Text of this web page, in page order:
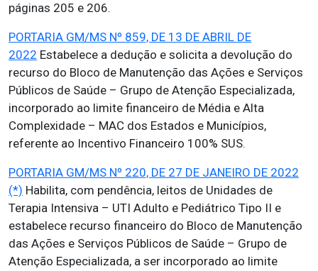
páginas 205 e 206.
PORTARIA GM/MS Nº 859, DE 13 DE ABRIL DE
2022 Estabelece a dedução e solicita a devolução do
recurso do Bloco de Manutenção das Ações e Serviços
Públicos de Saúde – Grupo de Atenção Especializada,
incorporado ao limite financeiro de Média e Alta
Complexidade – MAC dos Estados e Municípios,
referente ao Incentivo Financeiro 100% SUS.
PORTARIA GM/MS Nº 220, DE 27 DE JANEIRO DE 2022
(*) Habilita, com pendência, leitos de Unidades de
Terapia Intensiva – UTI Adulto e Pediátrico Tipo II e
estabelece recurso financeiro do Bloco de Manutenção
das Ações e Serviços Públicos de Saúde – Grupo de
Atenção Especializada, a ser incorporado ao limite